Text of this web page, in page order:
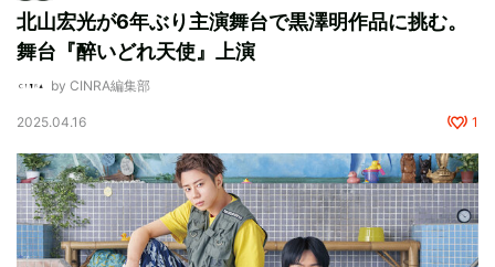
北山宏光が6年ぶり主演舞台で黒澤明作品に挑む。
舞台『醉いどれ天使』上演
by CINRA編集部
2025.04.16 1